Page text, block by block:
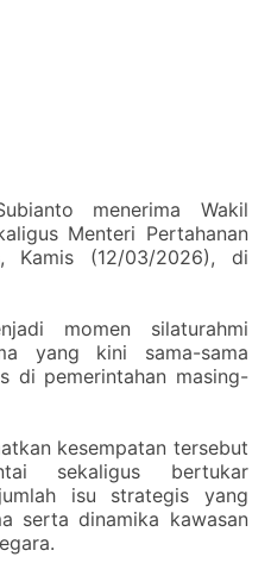
menerima Wakil
Menteri Pertahanan
Kamis (12/03/2026), di
momen silaturahmi
yang kini sama-sama
di pemerintahan masing-
kesempatan tersebut
sekaligus bertukar
isu strategis yang
serta dinamika kawasan